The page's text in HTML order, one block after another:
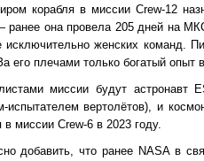
корабля в миссии Crew-12
ранее она провела 205 дней на
исключительно женских команд.
его плечами только богатый опыт
миссии будут
испытателем вертолётов), и
в миссии Crew-6 в 2023 году.
добавить, что ранее NASA в